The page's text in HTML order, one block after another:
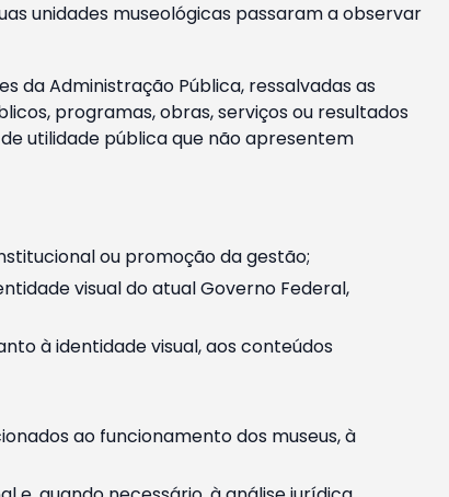
unidades museológicas passaram a observar
da Administração Pública, ressalvadas as
programas, obras, serviços ou resultados
utilidade pública que não apresentem
ou promoção da gestão;
visual do atual Governo Federal,
à identidade visual, aos conteúdos
ao funcionamento dos museus, à